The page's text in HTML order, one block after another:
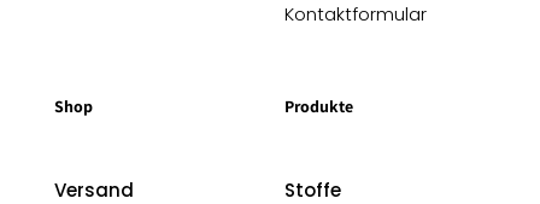
Kontaktformular
Shop
Versand
Produkte
Stoffe